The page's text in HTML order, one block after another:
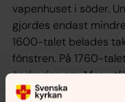
vapenhuset i söder.
gjordes endast
1600-talet belades
fönstren. På 1760-
ändrades om. Man
mindre